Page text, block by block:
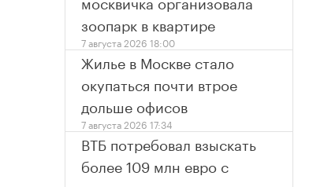
зоопарк в квартире
7 августа 2026 18:00
Жилье в Москве стало
окупаться почти втрое
дольше офисов
7 августа 2026 17:34
ВТБ потребовал взыскать
более 109 млн евро с